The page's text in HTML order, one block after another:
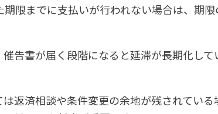
限までに支払いが行われない場合は、期
告書が届く段階になると延滞が長期化し
返済相談や条件変更の余地が残されてい